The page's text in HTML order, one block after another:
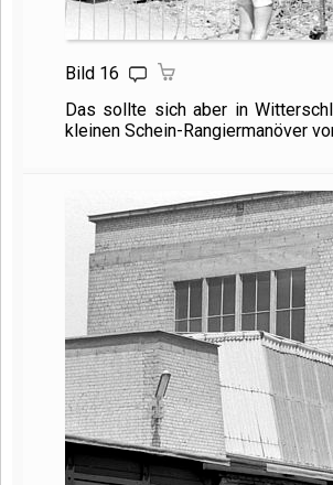
Bild 16
Das sollte sich aber in
kleinen Schein-Rangiermanöver